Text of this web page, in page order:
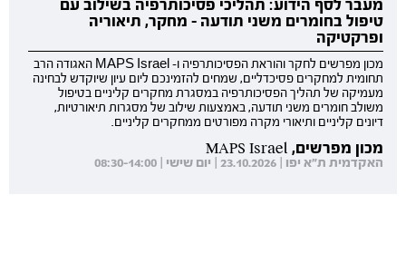
מעבר לסף הידוע: תהליכי פסיכותרפיה בשילוב עם
טיפול בחומרים משני תודעה - מחקר, תיאוריה
ופרקטיקה
מכון מפרשים לחקר והוראת הפסיכותרפיה ו- MAPS Israel האגודה הרב
תחומית למחקרים פסיכדליים, שמחים להזמינכם ליום עיון שיוקדש לבחינה
מעמיקה של תהליך הפסיכותרפיה במסגרת מחקרים קליניים בטיפול
משולב חומרים משני תודעה, באמצעות שילוב של מסגרות תיאורטיות,
דיונים קליניים ותיאורי מקרה מפורטים ממחקרים קליניים.
מכון מפרשים, MAPS Israel
האקדמית ת"א יפו | 23.10.2026 | יום שישי | 08:30-14:00